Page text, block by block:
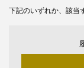
下記のいずれか、該当